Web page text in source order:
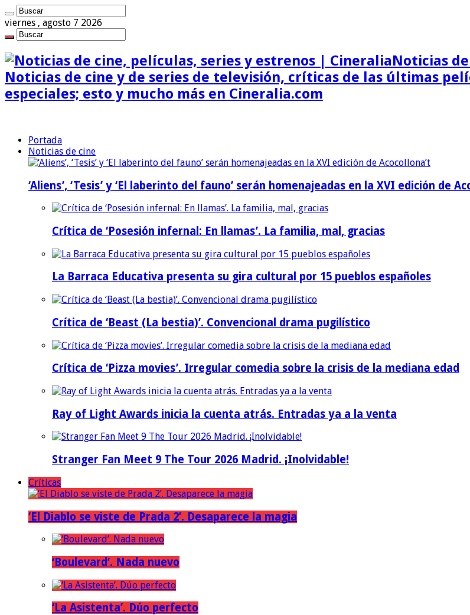
viernes , agosto 7 2026
Noticias
Noticias de cine y de series de televisión, críticas de las últimas
especiales; esto y mucho más en Cineralia.com
Portada
Noticias de cine
‘Aliens’, ‘Tesis’ y ‘El laberinto del fauno’ serán homenajeadas en la XVI edición de
Crítica de ‘Posesión infernal: En llamas’. La familia, mal, gracias
La Barraca Educativa presenta su gira cultural por 15 pueblos españoles
Crítica de ‘Beast (La bestia)’. Convencional drama pugilístico
Crítica de ‘Pizza movies’. Irregular comedia sobre la crisis de la mediana edad
Ray of Light Awards inicia la cuenta atrás. Entradas ya a la venta
Stranger Fan Meet 9 The Tour 2026 Madrid. ¡Inolvidable!
Críticas
‘El Diablo se viste de Prada 2’. Desaparece la magia
‘Boulevard’. Nada nuevo
‘La Asistenta’. Dúo perfecto